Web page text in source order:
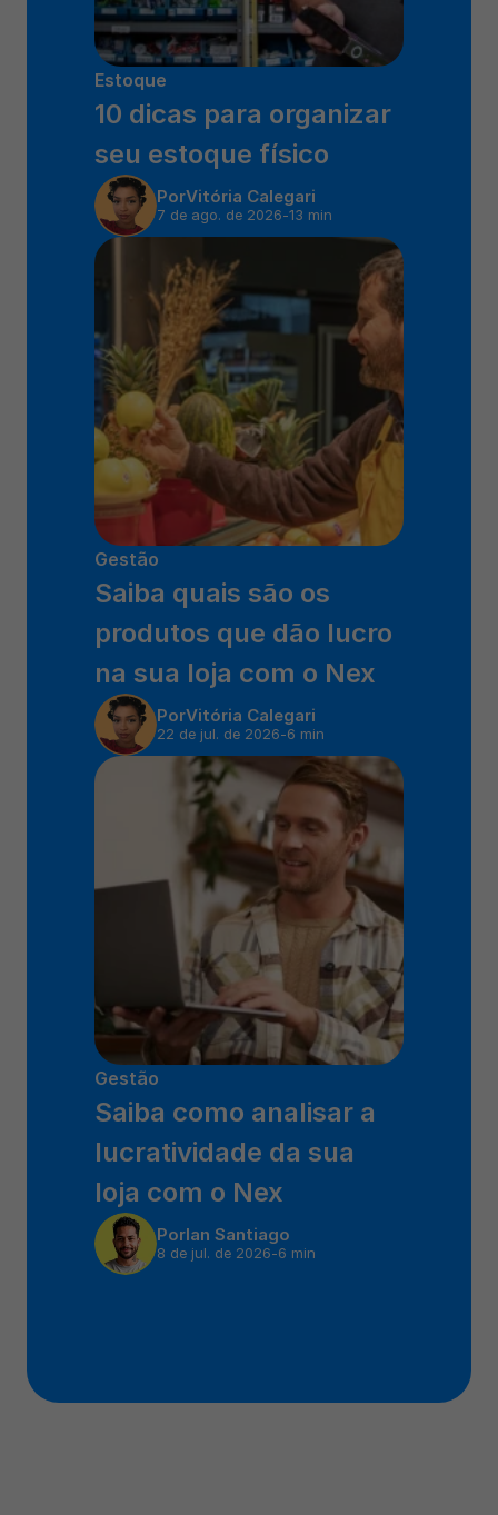
Estoque
10 dicas para organizar
seu estoque físico
PorVitória Calegari
7 de ago. de 2026-13 min
Gestão
Saiba quais são os
produtos que dão lucro
na sua loja com o Nex
PorVitória Calegari
22 de jul. de 2026-6 min
Gestão
Saiba como analisar a
lucratividade da sua
loja com o Nex
PorIan Santiago
8 de jul. de 2026-6 min